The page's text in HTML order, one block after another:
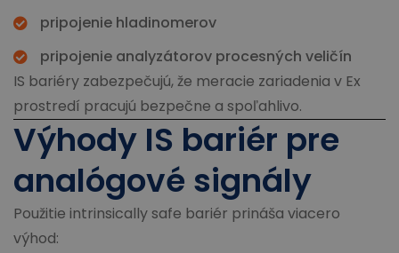
pripojenie hladinomerov
pripojenie analyzátorov procesných veličín
IS bariéry zabezpečujú, že meracie zariadenia v Ex
prostredí pracujú bezpečne a spoľahlivo.
Výhody IS bariér pre
analógové signály
Použitie intrinsically safe bariér prináša viacero
výhod: